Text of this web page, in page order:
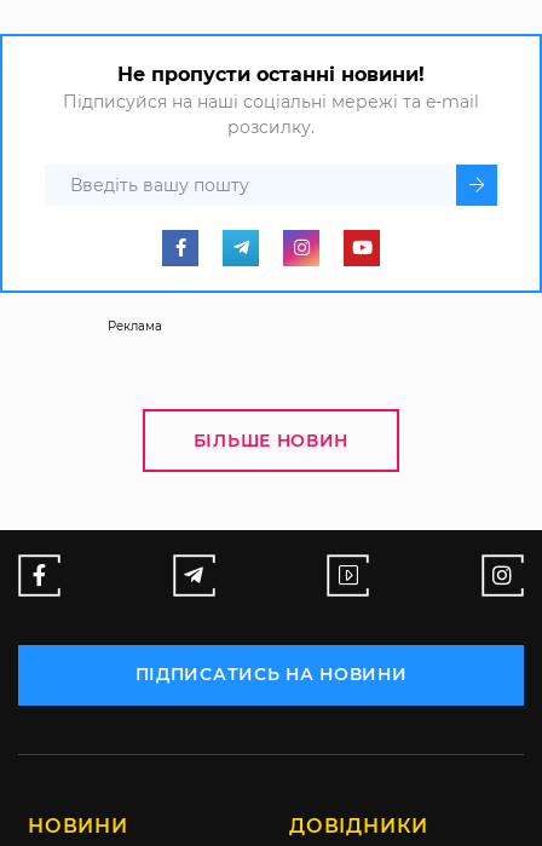
Не пропусти останні новини!
Підписуйся на наші соціальні мережі та e-mail
розсилку.
Реклама
БІЛЬШЕ НОВИН
ПІДПИСАТИСЬ НА НОВИНИ
НОВИНИ ДОВІДНИКИ